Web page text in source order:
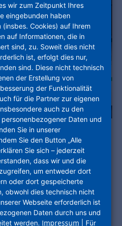
Ministeriumsvertreter ging es in
Foto: NHW
Jahre, um die
im Bestand und Betrieb
Wohneinheiten zu
wir zum Zeitpunkt Ihres
eingebunden haben
(insbes. Cookies) auf Ihrem
auf Informationen, die in
sind, zu. Soweit dies nicht
ist, erfolgt dies nur,
sind. Diese nicht technisch
der Erstellung von
der Funktionalität
für die Partner zur eigenen
auch zu den
Daten und
Sie in unserer
Sie den Button „Alle
Sie sich – jederzeit
dass wir und die
um entweder dort
oder dort gespeicherte
obwohl dies technisch nicht
Webseite erforderlich ist
Daten durch uns und
werden. Impressum | Für